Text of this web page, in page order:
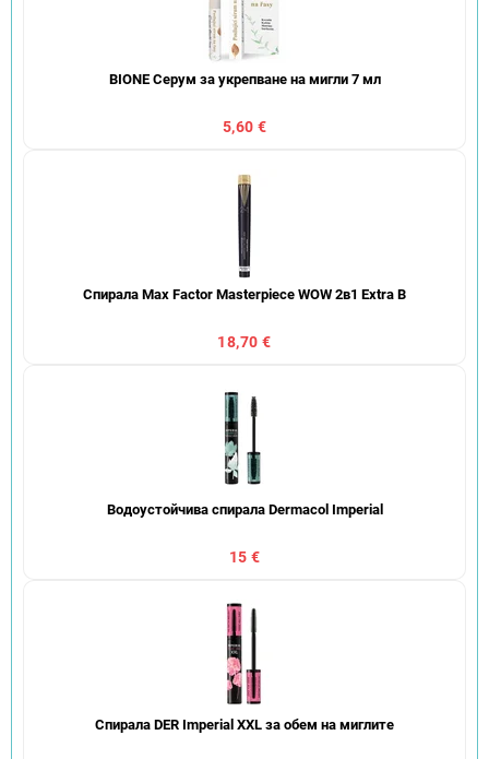
BIONE Серум за укрепване на мигли 7 мл
5,60 €
Спирала Max Factor Masterpiece WOW 2в1 Extra B
18,70 €
Водоустойчива спирала Dermacol Imperial
15 €
Спирала DER Imperial XXL за обем на миглите